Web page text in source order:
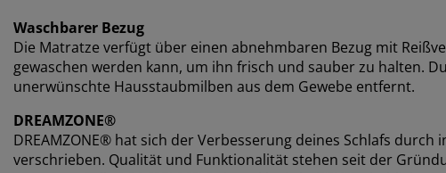
Waschbarer Bezug
Die Matratze verfügt über einen abnehmbaren Bezug mit
gewaschen werden kann, um ihn frisch und sauber zu halten.
unerwünschte Hausstaubmilben aus dem Gewebe entfernt.
DREAMZONE®
DREAMZONE® hat sich der Verbesserung deines Schlafs
verschrieben. Qualität und Funktionalität stehen seit der